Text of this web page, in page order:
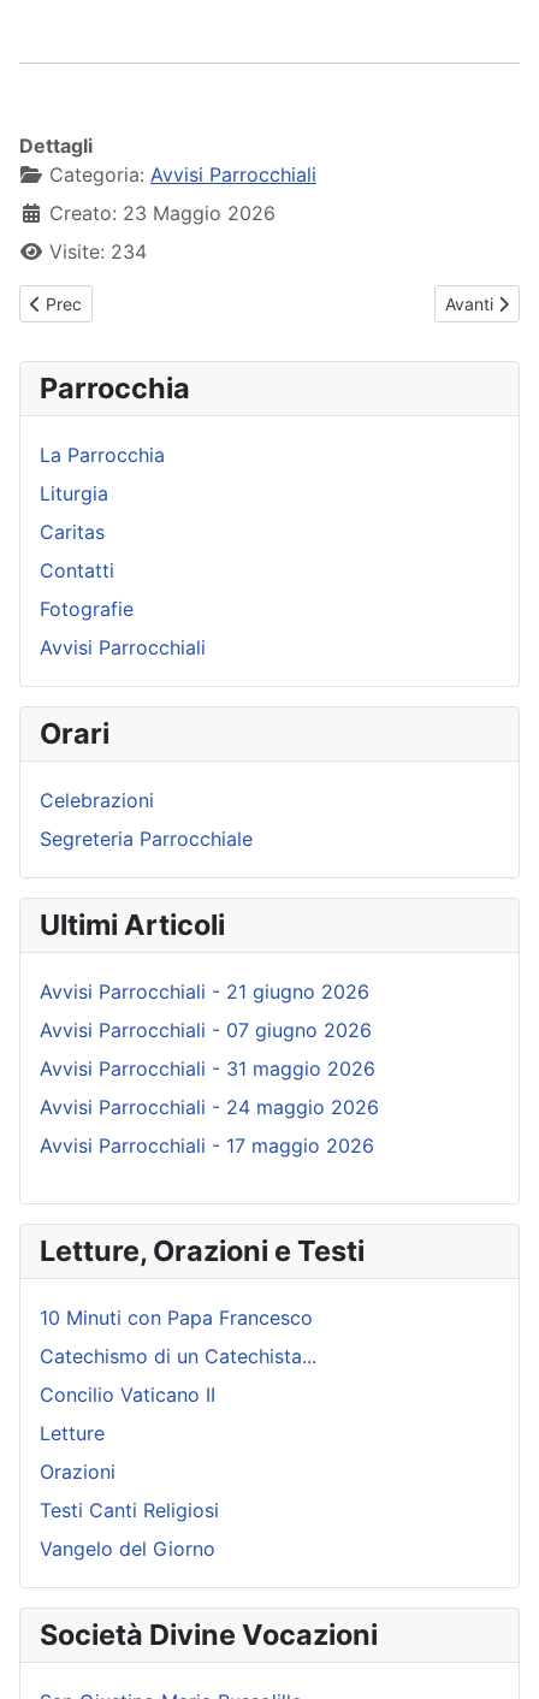
Dettagli
Categoria: Avvisi Parrocchiali
Creato: 23 Maggio 2026
Visite: 234
Articolo precedente: Avvisi Parrocchiali - 31 maggio 2026
Prec Articolo
Avanti
Parrocchia
La Parrocchia
Liturgia
Caritas
Contatti
Fotografie
Avvisi Parrocchiali
Orari
Celebrazioni
Segreteria Parrocchiale
Ultimi Articoli
Avvisi Parrocchiali - 21 giugno 2026
Avvisi Parrocchiali - 07 giugno 2026
Avvisi Parrocchiali - 31 maggio 2026
Avvisi Parrocchiali - 24 maggio 2026
Avvisi Parrocchiali - 17 maggio 2026
Letture, Orazioni e Testi
10 Minuti con Papa Francesco
Catechismo di un Catechista...
Concilio Vaticano II
Letture
Orazioni
Testi Canti Religiosi
Vangelo del Giorno
Società Divine Vocazioni